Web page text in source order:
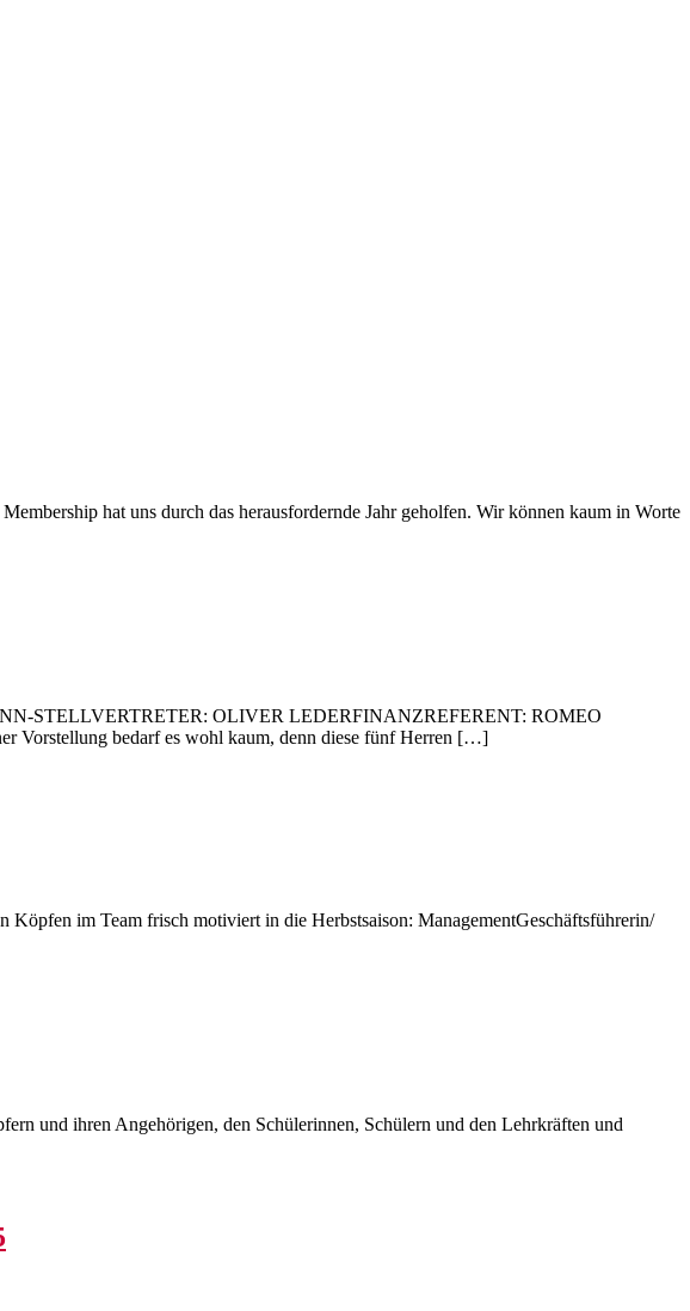
hat uns durch das herausfordernde Jahr geholfen. Wir können kaum in Worte
STELLVERTRETER: OLIVER LEDERFINANZREFERENT: ROMEO
bedarf es wohl kaum, denn diese fünf Herren […]
im Team frisch motiviert in die Herbstsaison: ManagementGeschäftsführerin/
und ihren Angehörigen, den Schülerinnen, Schülern und den Lehrkräften und